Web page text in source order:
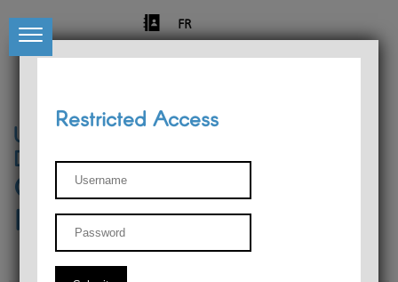
FR
University of Liège
Départment of Philosophy
Center for Phenomenological
Research
Restricted Access